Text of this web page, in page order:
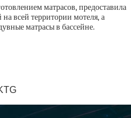
матрасов, предоставила
всей территории мотеля, а
матрасы в бассейне.